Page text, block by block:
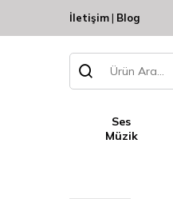
İletişim| Blog
Ses
Müzik